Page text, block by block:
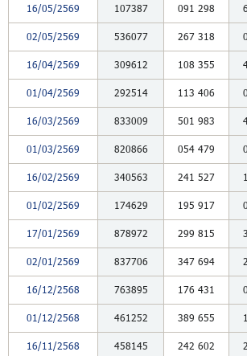
16/05/2569 107387 091 298
02/05/2569 536077 267 318
16/04/2569 309612 108 355
01/04/2569 292514 113 406
16/03/2569 833009 501 983
01/03/2569 820866 054 479
16/02/2569 340563 241 527
01/02/2569 174629 195 917
17/01/2569 878972 299 815
02/01/2569 837706 347 694
16/12/2568 763895 176 431
01/12/2568 461252 389 655
16/11/2568 458145 242 602